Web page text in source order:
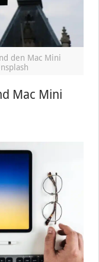
den Mac Mini
Mac Mini